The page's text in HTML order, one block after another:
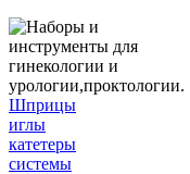
Шприцы
иглы
катетеры
системы